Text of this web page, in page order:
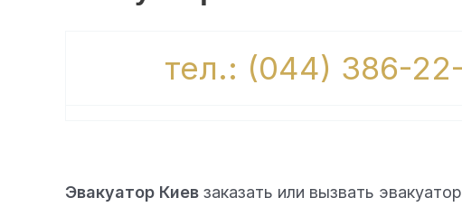
тел.: (044) 386-
Эвакуатор Киев заказать или вызвать